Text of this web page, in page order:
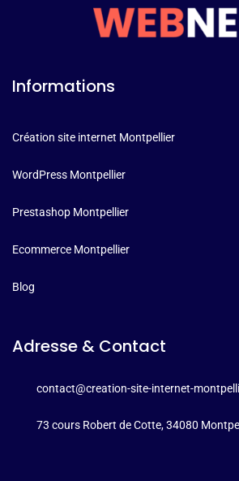
Informations
Création site internet Montpellier
WordPress Montpellier
Prestashop Montpellier
Ecommerce Montpellier
Blog
Adresse & Contact
contact@creation-site-internet-
73 cours Robert de Cotte, 34080